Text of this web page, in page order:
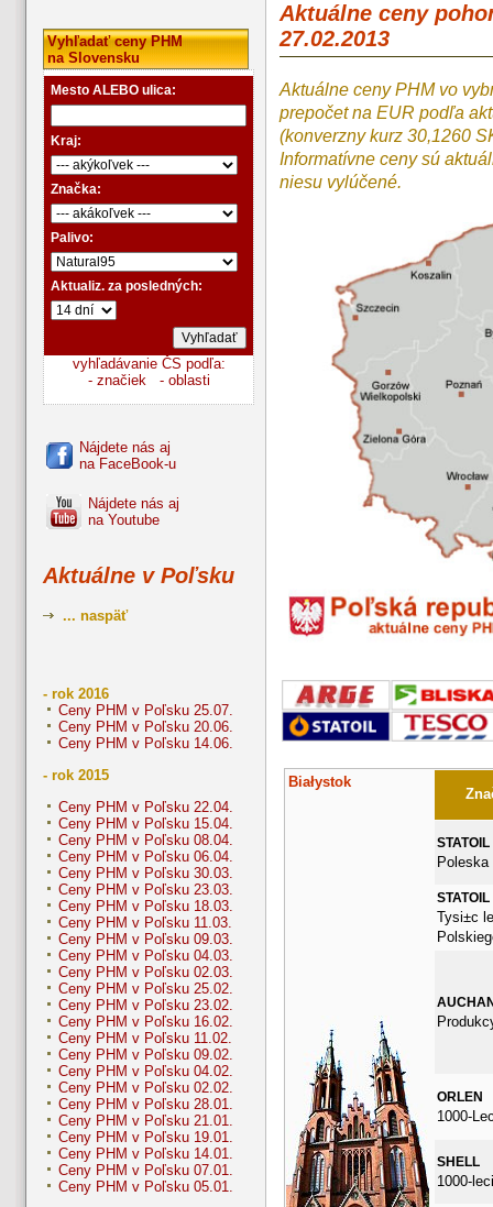
Vyhľadať ceny PHM
na Slovensku
Mesto ALEBO ulica:
Kraj:
Značka:
Palivo:
Aktualiz. za posledných:
vyhľadávanie ČS podľa:
- značiek
- oblasti
Nájdete nás aj
na FaceBook-u
Nájdete nás aj
na Youtube
Aktuálne v Poľsku
... naspäť
- rok 2016
Ceny PHM v Poľsku 25.07.
Ceny PHM v Poľsku 20.06.
Ceny PHM v Poľsku 14.06.
- rok 2015
Ceny PHM v Poľsku 22.04.
Ceny PHM v Poľsku 15.04.
Ceny PHM v Poľsku 08.04.
Ceny PHM v Poľsku 06.04.
Ceny PHM v Poľsku 30.03.
Ceny PHM v Poľsku 23.03.
Ceny PHM v Poľsku 18.03.
Ceny PHM v Poľsku 11.03.
Ceny PHM v Poľsku 09.03.
Ceny PHM v Poľsku 04.03.
Ceny PHM v Poľsku 02.03.
Ceny PHM v Poľsku 25.02.
Ceny PHM v Poľsku 23.02.
Ceny PHM v Poľsku 16.02.
Ceny PHM v Poľsku 11.02.
Ceny PHM v Poľsku 09.02.
Ceny PHM v Poľsku 04.02.
Ceny PHM v Poľsku 02.02.
Ceny PHM v Poľsku 28.01.
Ceny PHM v Poľsku 21.01.
Ceny PHM v Poľsku 19.01.
Ceny PHM v Poľsku 14.01.
Ceny PHM v Poľsku 07.01.
Ceny PHM v Poľsku 05.01.
Aktuálne ceny
27.02.2013
Aktuálne ceny PHM vo
prepočet na EUR podľa
(konverzny kurz 30,1260
Informatívne ceny sú
niesu vylúčené.
Białystok
STATOIL
Poleska
STATOIL
Tysi±c
ORLEN
1000-
SHELL
1000-